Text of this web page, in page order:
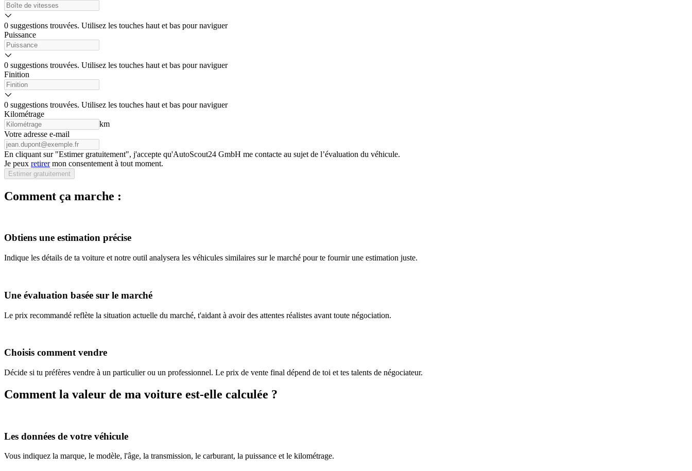
0 suggestions trouvées. Utilisez les touches haut et bas pour naviguer
Puissance
0 suggestions trouvées. Utilisez les touches haut et bas pour naviguer
Finition
0 suggestions trouvées. Utilisez les touches haut et bas pour naviguer
Kilométrage
km
Votre adresse e-mail
En cliquant sur "Estimer gratuitement", j'accepte qu'AutoScout24 GmbH me contacte au sujet de l’évaluation du véhicule.
Je peux retirermon consentement à tout moment.
Estimer gratuitement
Comment ça marche :
Obtiens une estimation précise
Indique les détails de ta voiture et notre outil analysera les véhicules similaires sur le marché pour te fournir une estimation juste.
Une évaluation basée sur le marché
Le prix recommandé reflète la situation actuelle du marché, t'aidant à avoir des attentes réalistes avant toute négociation.
Choisis comment vendre
Décide si tu préfères vendre à un particulier ou un professionnel. Le prix de vente final dépend de toi et tes talents de négociateur.
Comment la valeur de ma voiture est-elle calculée ?
Les données de votre véhicule
Vous indiquez la marque, le modèle, l'âge, la transmission, le carburant, la puissance et le kilométrage.